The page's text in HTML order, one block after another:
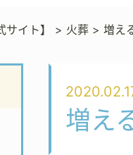
イト】 > 火葬 > 増え
増え